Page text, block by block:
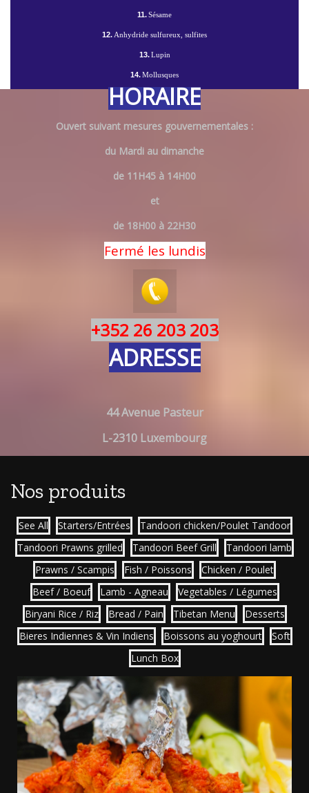
11.Sésame
12. Anhydride sulfureux, sulfites
13.Lupin
14.Mollusques
HORAIRE
Ouvert suivant mesures gouvernementales :
du Mardi au dimanche
de 11H45 à 14H00
et
de 18H00 à 22H30
Fermé les lundis
+352 26 203 203
ADRESSE
44 Avenue Pasteur
L-2310 Luxembourg
Nos produits
See All Starters/Entrées
Tandoori chicken/Poulet Tandoor
Tandoori Prawns grilled
Tandoori Beef Grill
Tandoori lamb
Prawns / Scampis
Fish / Poissons
Chicken / Poulet
Beef / Boeuf
Lamb - Agneau
Vegetables / Légumes
Biryani Rice / Riz
Bread / Pain Tibetan Menu
Desserts
Bieres Indiennes & Vin Indiens
Boissons au yoghourt
Soft
Lunch Box